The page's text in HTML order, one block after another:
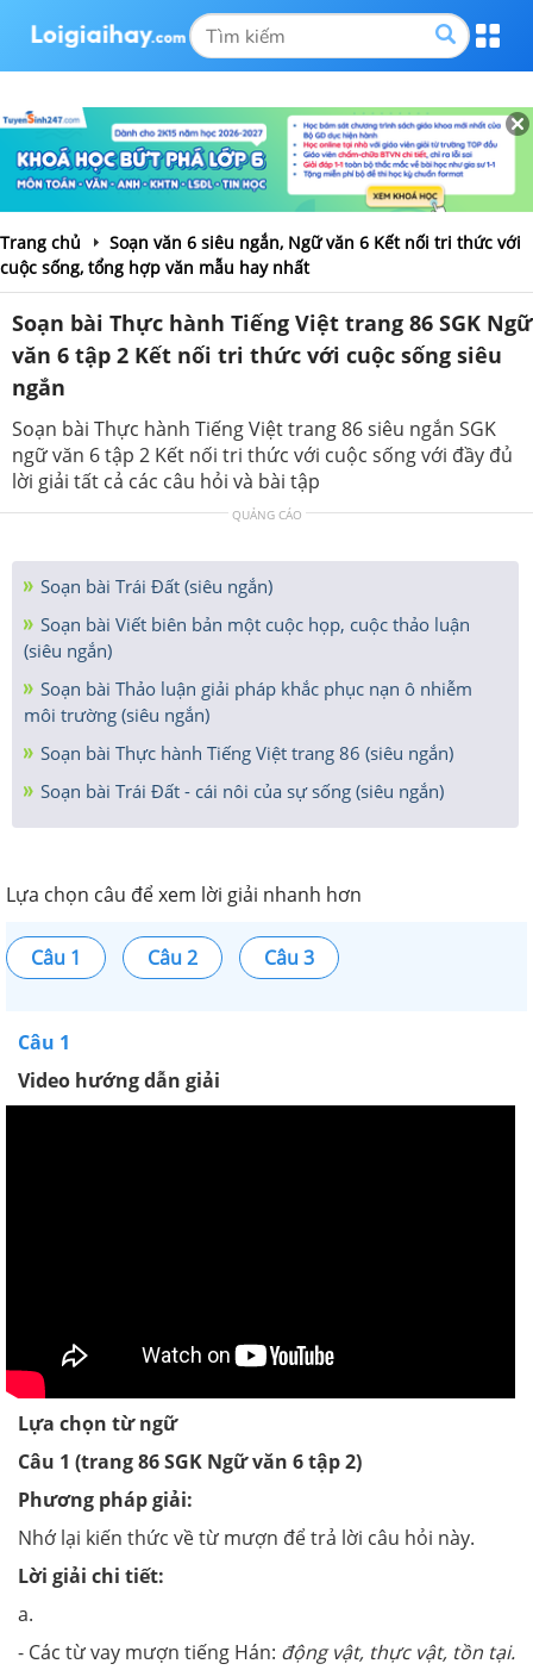
Trang chủ
Soạn văn 6 siêu ngắn, Ngữ văn 6 Kết nối tri thức với
cuộc sống, tổng hợp văn mẫu hay nhất
Soạn bài Thực hành Tiếng Việt trang 86 SGK Ngữ
văn 6 tập 2 Kết nối tri thức với cuộc sống siêu
ngắn
Soạn bài Thực hành Tiếng Việt trang 86 siêu ngắn SGK
ngữ văn 6 tập 2 Kết nối tri thức với cuộc sống với đầy đủ
lời giải tất cả các câu hỏi và bài tập
QUẢNG CÁO
Soạn bài Trái Đất (siêu ngắn)
Soạn bài Viết biên bản một cuộc họp, cuộc thảo luận
(siêu ngắn)
Soạn bài Thảo luận giải pháp khắc phục nạn ô nhiễm
môi trường (siêu ngắn)
Soạn bài Thực hành Tiếng Việt trang 86 (siêu ngắn)
Soạn bài Trái Đất - cái nôi của sự sống (siêu ngắn)
Lựa chọn câu để xem lời giải nhanh hơn
Câu 1 Câu 2 Câu 3
Câu 1
Video hướng dẫn giải
Lựa chọn từ ngữ
Câu 1 (trang 86 SGK Ngữ văn 6 tập 2)
Phương pháp giải:
Nhớ lại kiến thức về từ mượn để trả lời câu hỏi này.
Lời giải chi tiết:
a.
- Các từ vay mượn tiếng Hán: động vật, thực vật, tồn tại.